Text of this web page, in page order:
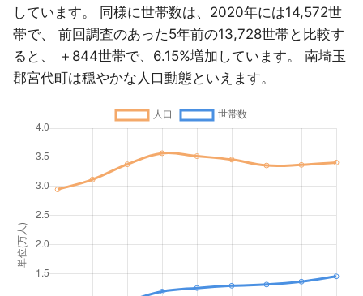
しています。 同様に世帯数は、2020年には14,572世
帯で、 前回調査のあった5年前の13,728世帯と比較す
ると、 ＋844世帯で、6.15%増加しています。 南埼玉
郡宮代町は穏やかな人口動態といえます。